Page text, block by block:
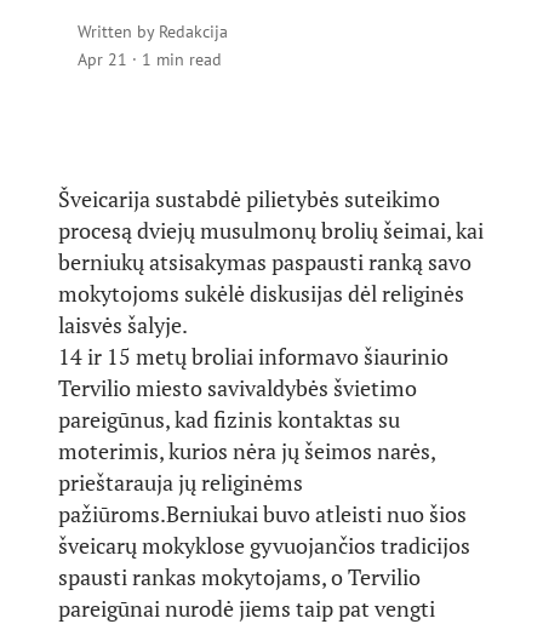
Written by Redakcija
Apr 21 · 1 min read
Šveicarija sustabdė pilietybės suteikimo
procesą dviejų musulmonų brolių šeimai, kai
berniukų atsisakymas paspausti ranką savo
mokytojoms sukėlė diskusijas dėl religinės
laisvės šalyje.
14 ir 15 metų broliai informavo šiaurinio
Tervilio miesto savivaldybės švietimo
pareigūnus, kad fizinis kontaktas su
moterimis, kurios nėra jų šeimos narės,
prieštarauja jų religinėms
pažiūroms.Berniukai buvo atleisti nuo šios
šveicarų mokyklose gyvuojančios tradicijos
spausti rankas mokytojams, o Tervilio
pareigūnai nurodė jiems taip pat vengti